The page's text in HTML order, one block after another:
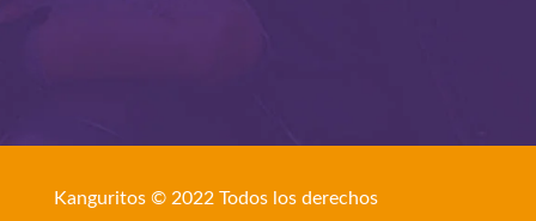
Kanguritos © 2022 Todos los derechos